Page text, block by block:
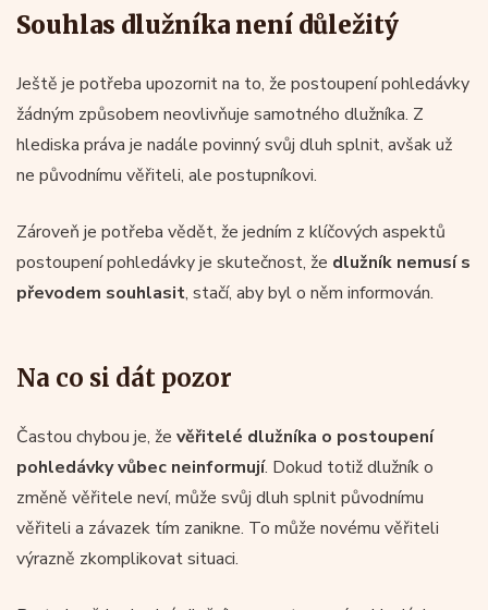
Souhlas dlužníka není důležitý
Ještě je potřeba upozornit na to, že postoupení pohledávky
žádným způsobem neovlivňuje samotného dlužníka. Z
hlediska práva je nadále povinný svůj dluh splnit, avšak už
ne původnímu věřiteli, ale postupníkovi.
Zároveň je potřeba vědět, že jedním z klíčových aspektů
postoupení pohledávky je skutečnost, že dlužník nemusí s
převodem souhlasit, stačí, aby byl o něm informován.
Na co si dát pozor
Častou chybou je, že věřitelé dlužníka o postoupení
pohledávky vůbec neinformují. Dokud totiž dlužník o
změně věřitele neví, může svůj dluh splnit původnímu
věřiteli a závazek tím zanikne. To může novému věřiteli
výrazně zkomplikovat situaci.